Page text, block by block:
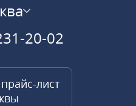
20-02
лист